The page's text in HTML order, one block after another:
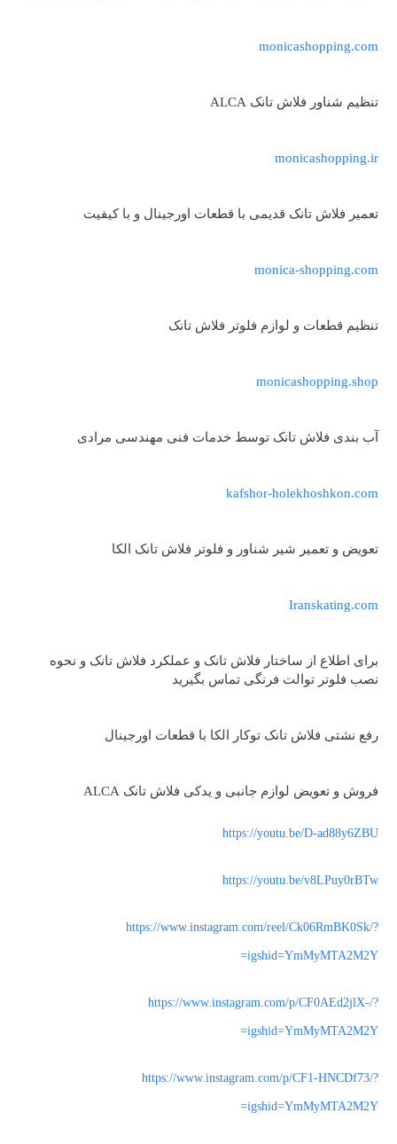
monicashopping.com
تنظیم شناور فلاش تانک ALCA
monicashopping.ir
تعمیر فلاش تانک قدیمی با قطعات اورجینال و با کیفیت
monica-shopping.com
تنظیم قطعات و لوازم فلوتر فلاش تانک
monicashopping.shop
آب بندی فلاش تانک توسط خدمات فنی مهندسی مرادی
kafshor-holekhoshkon.com
تعویض و تعمیر شیر شناور و فلوتر فلاش تانک الکا
Iranskating.com
برای اطلاع از ساختار فلاش تانک و عملکرد فلاش تانک و نحوه
نصب فلوتر توالت فرنگی تماس بگیرید
رفع نشتی فلاش تانک توکار الکا با قطعات اورجینال
فروش و تعویض لوازم جانبی و یدکی فلاش تانک ALCA
https://youtu.be/D-ad88y6ZBU
https://youtu.be/v8LPuy0rBTw
https://www.instagram.com/reel/Ck06RmBK0Sk/?
igshid=YmMyMTA2M2Y=
https://www.instagram.com/p/CF0AEd2jlX-/?
igshid=YmMyMTA2M2Y=
https://www.instagram.com/p/CF1-HNCDf73/?
igshid=YmMyMTA2M2Y=